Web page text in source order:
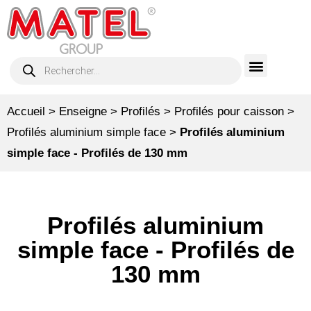
Accueil > Enseigne > Profilés > Profilés pour caisson >
Profilés aluminium simple face > Profilés aluminium
simple face - Profilés de 130 mm
Profilés aluminium
simple face - Profilés de
130 mm